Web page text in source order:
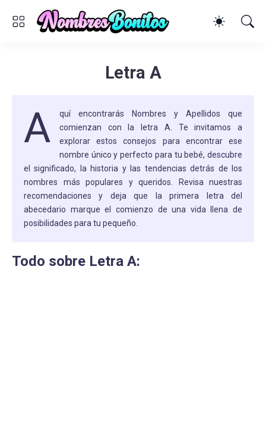
Letra A
A
quí encontrarás Nombres y Apellidos que
comienzan con la letra A. Te invitamos a
explorar estos consejos para encontrar ese
nombre único y perfecto para tu bebé, descubre
el significado, la historia y las tendencias detrás de los
nombres más populares y queridos. Revisa nuestras
recomendaciones y deja que la primera letra del
abecedario marque el comienzo de una vida llena de
posibilidades para tu pequeño.
Todo sobre Letra A: